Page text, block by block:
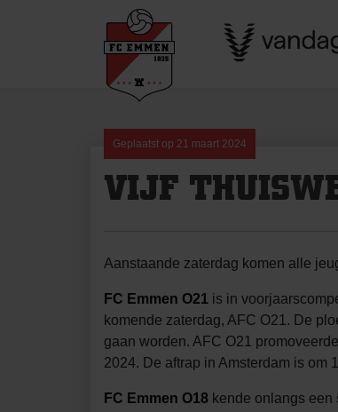
Geplaatst op 21 maart 2024
VIJF
Aanstaande zaterdag komen alle
FC Emmen O21 is in
komende zaterdag, AFC O21. De
gaan worden. AFC O21
2024. De aftrap in Amsterdam is om
FC Emmen O18 kende onlangs een